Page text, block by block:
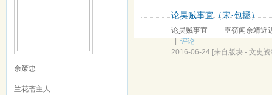
余策忠
兰花斋主人
论昊贼事宜（宋·包拯）
论昊贼事宜 臣窃闻余靖近进
|评论
2016-06-24 [来自版块 - 文史